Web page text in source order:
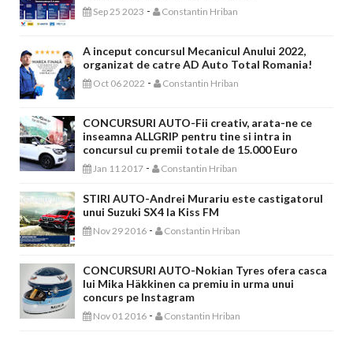
Sep 25 2023 - Constantin Hriban
A inceput concursul Mecanicul Anului 2022,
organizat de catre AD Auto Total Romania!
Oct 06 2022 - Constantin Hriban
CONCURSURI AUTO-Fii creativ, arata-ne ce
inseamna ALLGRIP pentru tine si intra in
concursul cu premii totale de 15.000 Euro
Jan 11 2017 - Constantin Hriban
STIRI AUTO-Andrei Murariu este castigatorul
unui Suzuki SX4 la Kiss FM
Nov 29 2016 - Constantin Hriban
CONCURSURI AUTO-Nokian Tyres ofera casca
lui Mika Häkkinen ca premiu in urma unui
concurs pe Instagram
Nov 01 2016 - Constantin Hriban